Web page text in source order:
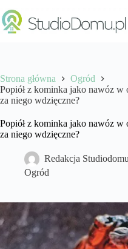
do
treści
Strona główna
Ogród
Popiół z kominka jako nawóz w
za niego wdzięczne?
Popiół z kominka jako nawóz w
za niego wdzięczne?
Redakcja
Ogród